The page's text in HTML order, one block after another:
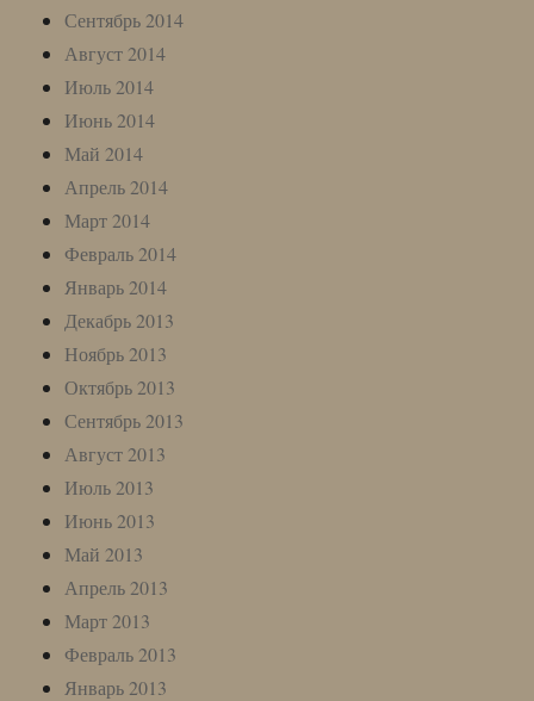
Сентябрь 2014
Август 2014
Июль 2014
Июнь 2014
Май 2014
Апрель 2014
Март 2014
Февраль 2014
Январь 2014
Декабрь 2013
Ноябрь 2013
Октябрь 2013
Сентябрь 2013
Август 2013
Июль 2013
Июнь 2013
Май 2013
Апрель 2013
Март 2013
Февраль 2013
Январь 2013